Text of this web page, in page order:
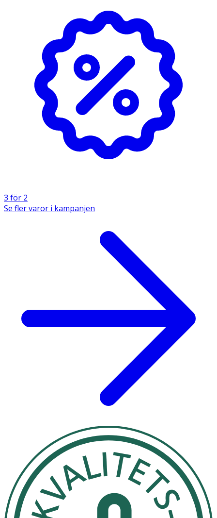
- Förvaras i rumstemperatur.
Aqua, Ceteareth20, Petrolatum, PEG7 Glyceryl Cocoate,
Paraffin, VP/VA Copolymer, Cera Alba, Glycerin, PVP,
Polyquaternium46, Betaine, Diatomaceous Earth,
Propanediol, Tocopherol, Phenylpropanol, Caprylyl
Glycol, Ethylhexylglycerin, Phenoxyethanol, Geranyl
Acetate, Tetramethyl Acetyloctahydronaphthalenes,
3 för 2
Se fler varor i kampanjen